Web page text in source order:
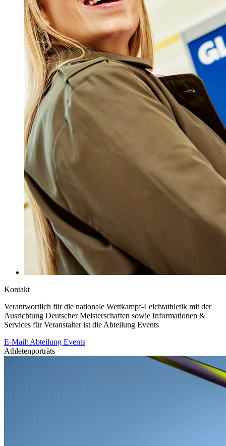
Kontakt
Verantwortlich für die nationale Wettkampf-Leichtathletik mit der
Ausrichtung Deutscher Meisterschaften sowie Informationen &
Services für Veranstalter ist die Abteilung Events
E-Mail: Abteilung Events
Athletenporträts